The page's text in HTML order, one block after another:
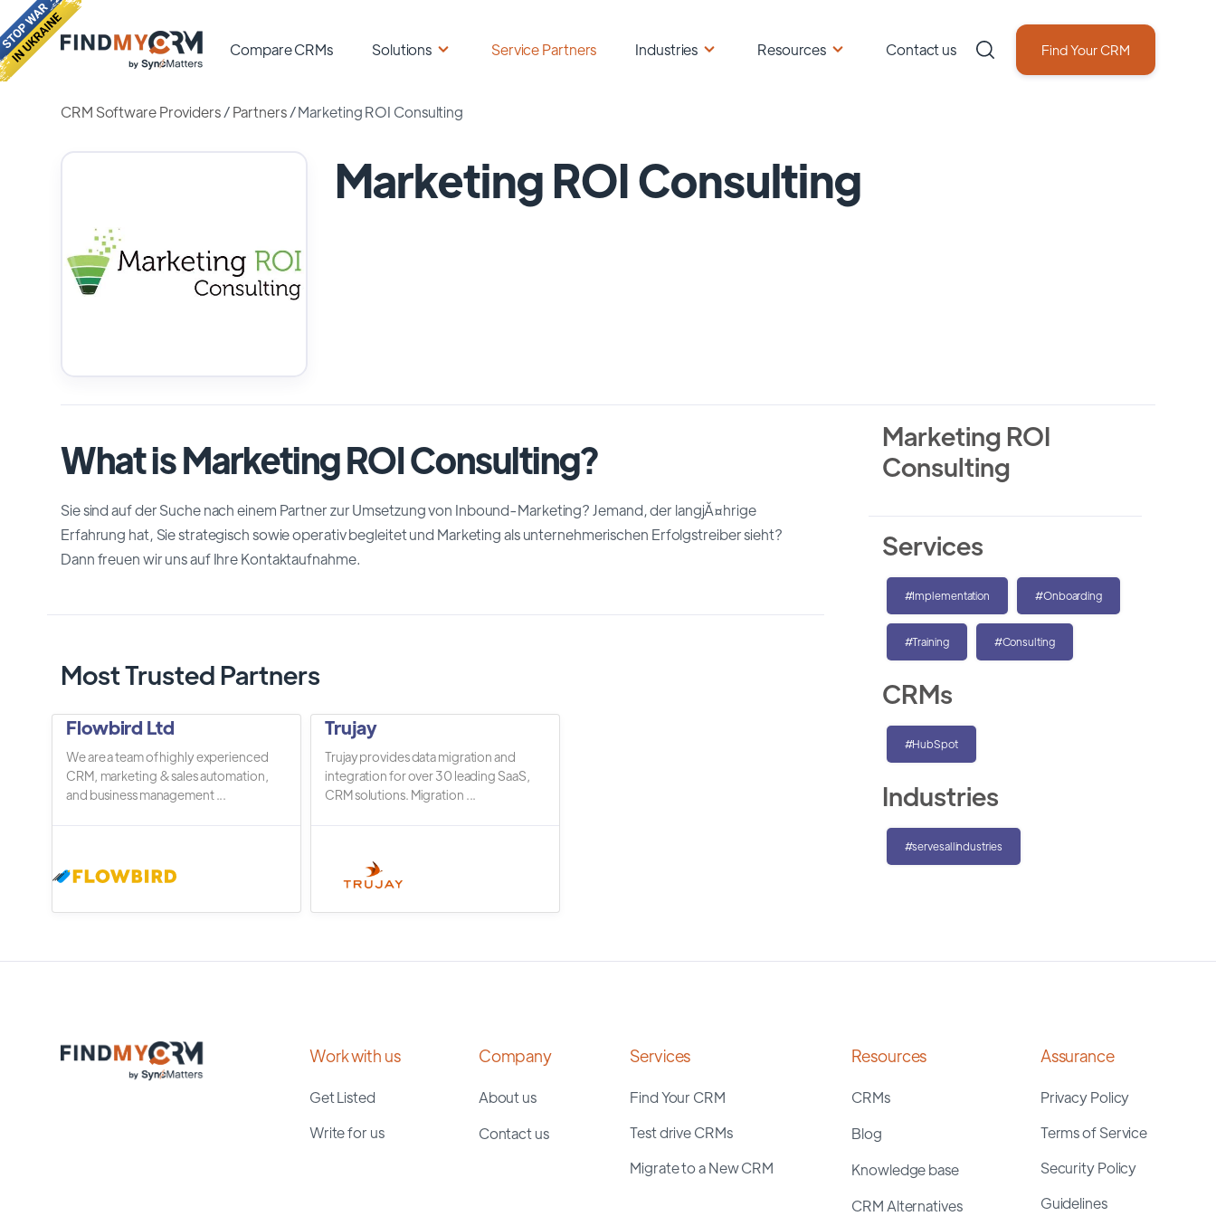
Compare CRMs Solutions Service Partners Industries Resources Contact us Find Your CRM
CRM Software Providers/Partners /Marketing ROI Consulting
Marketing ROI Consulting
What is Marketing ROI Consulting?
Sie sind auf der Suche nach einem Partner zur Umsetzung von Inbound-Marketing? Jemand, der langjĂ¤hrige
Erfahrung hat, Sie strategisch sowie operativ begleitet und Marketing als unternehmerischen Erfolgstreiber sieht?
Dann freuen wir uns auf Ihre Kontaktaufnahme.
Most Trusted Partners
Flowbird Ltd
We are a team of highly experienced
CRM, marketing & sales automation,
and business management ...
Trujay
Trujay provides data migration and
integration for over 30 leading SaaS,
CRM solutions. Migration ...
Marketing ROI
Consulting
Services
#Implementation #Onboarding
#Training #Consulting
CRMs
#HubSpot
Industries
#servesallindustries
Work with us
Get Listed
Write for us
Company
About us
Contact us
Services
Find Your CRM
Test drive CRMs
Migrate to a New CRM
Resources
CRMs
Blog
Knowledge base
CRM Alternatives
Assurance
Privacy Policy
Terms of Service
Security Policy
Guidelines